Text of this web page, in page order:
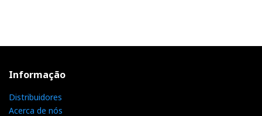
Informação
Distribuidores
Acerca de nós